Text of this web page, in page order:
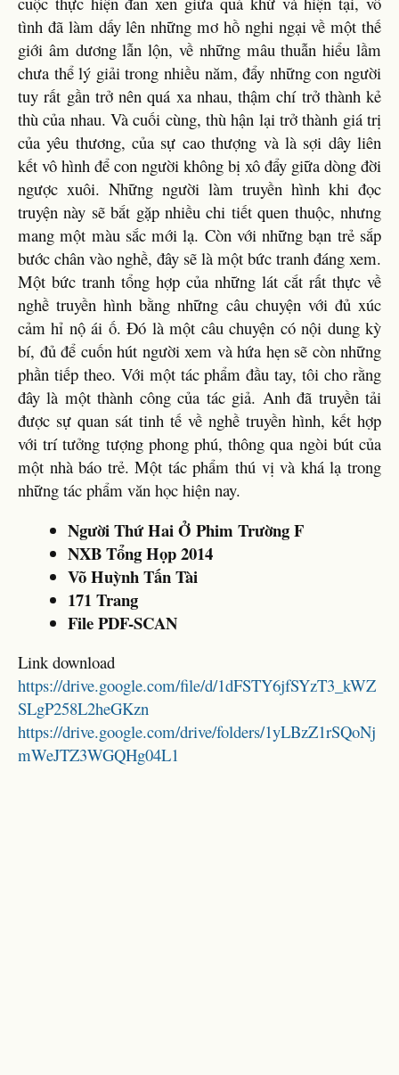
tình đã làm dấy lên những mơ hồ nghi ngại về một thế
giới âm dương lẫn lộn, về những mâu thuẫn hiểu lầm
chưa thể lý giải trong nhiều năm, đẩy những con người
tuy rất gần trở nên quá xa nhau, thậm chí trở thành kẻ
thù của nhau. Và cuối cùng, thù hận lại trở thành giá trị
của yêu thương, của sự cao thượng và là sợi dây liên
kết vô hình để con người không bị xô đẩy giữa dòng đời
ngược xuôi. Những người làm truyền hình khi đọc
truyện này sẽ bắt gặp nhiều chi tiết quen thuộc, nhưng
mang một màu sắc mới lạ. Còn với những bạn trẻ sắp
bước chân vào nghề, đây sẽ là một bức tranh đáng xem.
Một bức tranh tổng hợp của những lát cắt rất thực về
nghề truyền hình bằng những câu chuyện với đủ xúc
cảm hỉ nộ ái ố. Đó là một câu chuyện có nội dung kỳ
bí, đủ để cuốn hút người xem và hứa hẹn sẽ còn những
phần tiếp theo. Với một tác phẩm đầu tay, tôi cho rằng
đây là một thành công của tác giả. Anh đã truyền tải
được sự quan sát tinh tế về nghề truyền hình, kết hợp
với trí tưởng tượng phong phú, thông qua ngòi bút của
một nhà báo trẻ. Một tác phẩm thú vị và khá lạ trong
những tác phẩm văn học hiện nay.
Người Thứ Hai Ở Phim Trường F
NXB Tổng Họp 2014
Võ Huỳnh Tấn Tài
171 Trang
File PDF-SCAN
Link download
https://drive.google.com/file/d/1dFSTY6jfSYzT3_kWZ
SLgP258L2heGKzn
https://drive.google.com/drive/folders/1yLBzZ1rSQoNj
mWeJTZ3WGQHg04L1